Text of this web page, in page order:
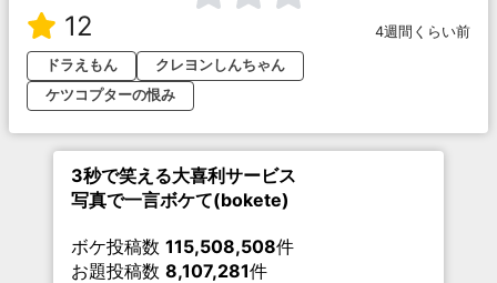
12
4週間くらい前
ドラえもん
クレヨンしんちゃん
ケツコプターの恨み
3秒で笑える大喜利サービス
写真で一言ボケて(bokete)
ボケ投稿数 115,508,508件
お題投稿数 8,107,281件